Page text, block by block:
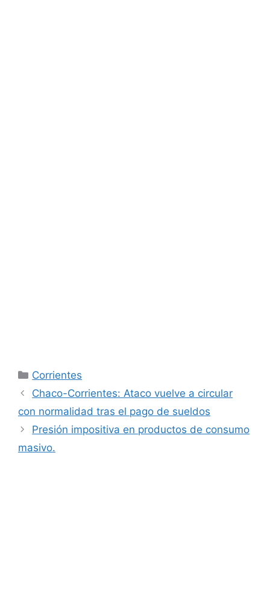
Categorías
Corrientes
Chaco-Corrientes: Ataco vuelve a circular
con normalidad tras el pago de sueldos
Presión impositiva en productos de consumo
masivo.